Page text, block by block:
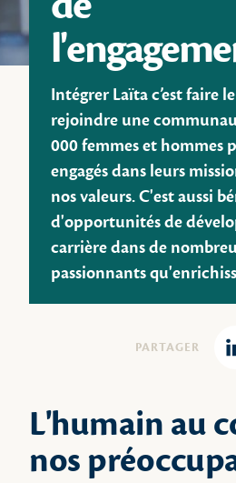
Intégrer Laïta c’est faire
rejoindre une
000 femmes et hommes
engagés dans leurs
nos valeurs. C'est aussi
d'opportunités de
carrière dans de
passionnants
PARTAGER
L'humain au
nos